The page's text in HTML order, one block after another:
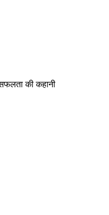
की कहानी